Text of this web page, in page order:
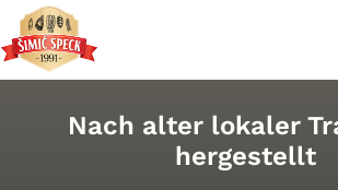
Zum
springenNach alter lokaler
hergestellt